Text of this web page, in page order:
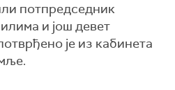
потпредседник
и још девет
је из кабинета